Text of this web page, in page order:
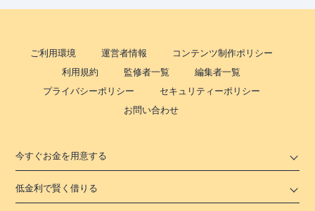
ご利用環境 運営者情報
コンテンツ制作ポリシー
利用規約
監修者一覧
編集者一覧
プライバシーポリシー
セキュリティーポリシー
お問い合わせ
今すぐお金を用意する
低金利で賢く借りる